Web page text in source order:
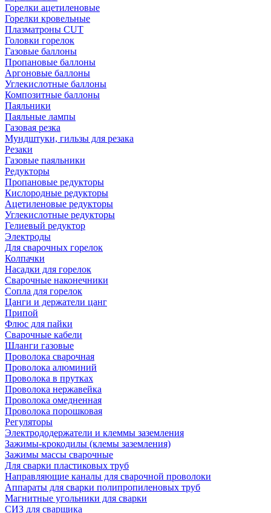
Горелки ацетиленовые
Горелки кровельные
Плазматроны CUT
Головки горелок
Газовые баллоны
Пропановые баллоны
Аргоновые баллоны
Углекислотные баллоны
Композитные баллоны
Паяльники
Паяльные лампы
Газовая резка
Мундштуки, гильзы для резака
Резаки
Газовые паяльники
Редукторы
Пропановые редукторы
Кислородные редукторы
Ацетиленовые редукторы
Углекислотные редукторы
Гелиевый редуктор
Электроды
Для сварочных горелок
Колпачки
Насадки для горелок
Сварочные наконечники
Сопла для горелок
Цанги и держатели цанг
Припой
Флюс для пайки
Сварочные кабели
Шланги газовые
Проволока сварочная
Проволока алюминий
Проволока в прутках
Проволока нержавейка
Проволока омедненная
Проволока порошковая
Регуляторы
Электрододержатели и клеммы заземления
Зажимы-крокодилы (клемы заземления)
Зажимы массы сварочные
Для сварки пластиковых труб
Направляющие каналы для сварочной проволоки
Аппараты для сварки полипропиленовых труб
Магнитные угольники для сварки
СИЗ для сварщика